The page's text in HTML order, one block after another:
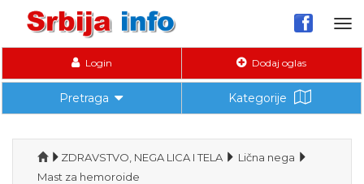
Login Dodaj oglas
Pretraga Kategorije
ZDRAVSTVO, NEGA LICA I TELA
Lična nega
Mast za hemoroide